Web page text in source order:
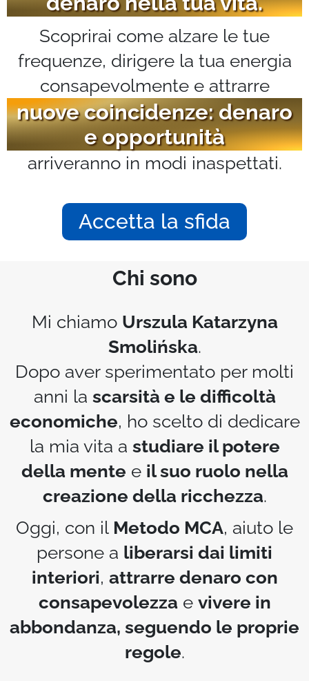
Scoprirai come alzare le tue
frequenze, dirigere la tua energia
consapevolmente e attrarre
nuove coincidenze: denaro
e opportunità
arriveranno in modi inaspettati.
Accetta la sfida
Chi sono
Mi chiamo Urszula Katarzyna
Smolińska.
Dopo aver sperimentato per molti
anni la scarsità e le difficoltà
economiche, ho scelto di dedicare
la mia vita a studiare il potere
della mente e il suo ruolo nella
creazione della ricchezza.
Oggi, con il Metodo MCA, aiuto le
persone a liberarsi dai limiti
interiori, attrarre denaro con
consapevolezza e vivere in
abbondanza, seguendo le proprie
regole.